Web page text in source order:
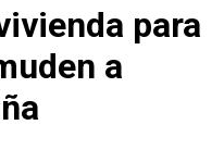
para
a